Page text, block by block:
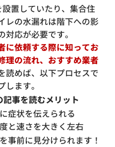
置していたり、集合住
レの水漏れは階下への影
応が必要です。
に依頼する際に知ってお
理の流れ、おすすめ業者
読めば、以下プロセスで
ます。
記事を読むメリット
症状を伝えられる
と速さを大きく左右
事前に見分けられます！